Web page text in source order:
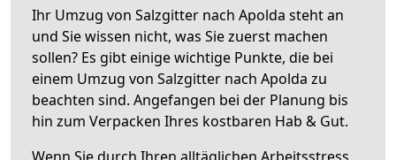
Ihr Umzug von Salzgitter nach Apolda steht an
und Sie wissen nicht, was Sie zuerst machen
sollen? Es gibt einige wichtige Punkte, die bei
einem Umzug von Salzgitter nach Apolda zu
beachten sind. Angefangen bei der Planung bis
hin zum Verpacken Ihres kostbaren Hab & Gut.